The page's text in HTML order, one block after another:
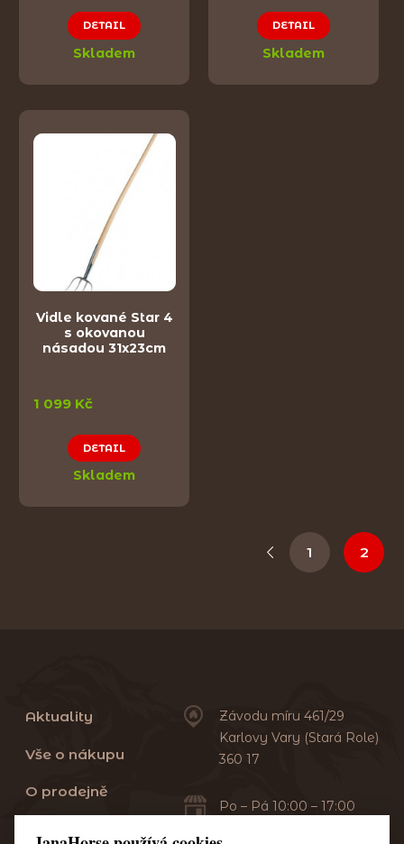
DETAIL
Skladem
DETAIL
Skladem
Vidle kované Star 4
s okovanou
násadou 31x23cm
1 099 Kč
DETAIL
Skladem
1 2
Aktuality
Vše o nákupu
O prodejně
Závodu míru 461/29
Karlovy Vary (Stará Role)
360 17
Po – Pá 10:00 – 17:00